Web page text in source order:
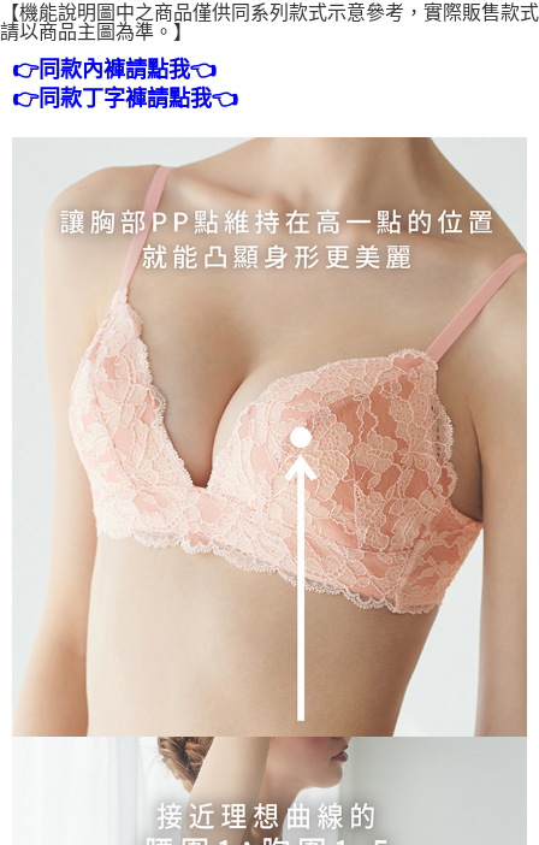
【機能說明圖中之商品僅供同系列款式示意參考，實際販售款式
請以商品主圖為準。】
👉同款內褲請點我👈
👉同款丁字褲請點我👈